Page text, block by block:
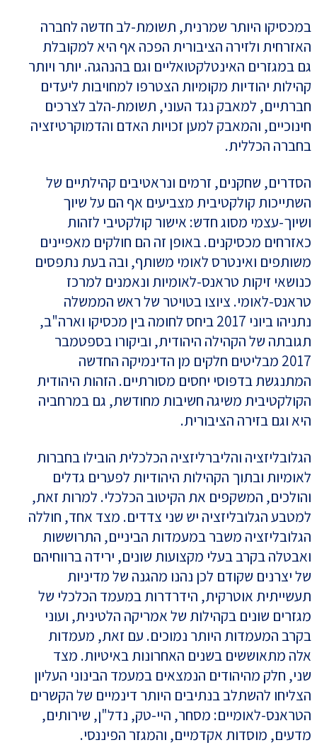
במכסיקו היותר שמרנית, תשומת-לב חדשה לחברה
האזרחית ולזירה הציבורית הפכה אף היא למקובלת
גם במגזרים האינטלקטואליים וגם בהנהגה. יותר ויותר
קהילות יהודיות מקומיות הצטרפו למחויבות ליעדים
חברתיים, למאבק נגד העוני, תשומת-הלב לצרכים
חינוכיים, והמאבק למען זכויות האדם והדמוקרטיזציה
בחברה הכללית.
הסדרים, שחקנים, זרמים ונראטיבים קהילתיים של
השתייכות קולקטיבית מצביעים אף הם על שיוך
ושיוך-עצמי מסוג חדש: אישור קולקטיבי לזהות
כאזרחים מכסיקנים. באופן זה הם חולקים מאפיינים
משותפים ואינטרס לאומי משותף, ובה בעת נתפסים
כנושאי זיקות טראנס-לאומיות ונאמנים למרכז
טראנס-לאומי. ציוצו בטויטר של ראש הממשלה
נתניהו ביוני 2017 ביחס לחומה בין מכסיקו וארה"ב,
תגובתה של הקהילה היהודית, וביקורו בספטמבר
2017 מבליטים חלקים מן הדינמיקה החדשה
המתנגשת בדפוסי יחסים מסורתיים. הזהות היהודית
הקולקטיבית משיגה חשיבות מחודשת, גם במרחביה
היא וגם בזירה הציבורית.
הגלובליזציה והליברליזציה הכלכלית הובילו בחברות
לאומיות ובתוך הקהילות היהודיות לפערים גדלים
והולכים, המשקפים את הקיטוב הכלכלי. למרות זאת,
למטבע הגלובליזציה יש שני צדדים. מצד אחד, חוללה
הגלובליזציה משבר במעמדות הביניים, התרוששות
ואבטלה בקרב בעלי מקצועות שונים, ירידה ברווחיהם
של יצרנים שקודם לכן נהנו מהגנה של מדיניות
תעשייתית אוטרקית, הידרדרות במעמד הכלכלי של
מגזרים שונים בקהילות של אמריקה הלטינית, ועוני
בקרב המעמדות היותר נמוכים. עם זאת, מעמדות
אלה מתאוששים בשנים האחרונות באיטיות. מצד
שני, חלק מהיהודים הנמצאים במעמד הבינוני העליון
הצליחו להשתלב בנתיבים היותר דינמיים של הקשרים
הטראנס-לאומיים: מסחר, היי-טק, נדל"ן, שירותים,
מדעים, מוסדות אקדמיים, והמגזר הפיננסי.